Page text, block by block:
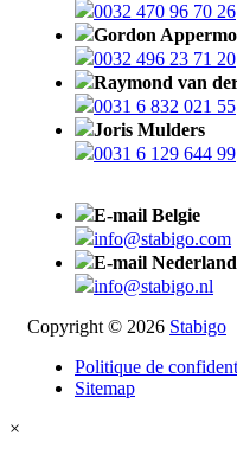
0032 470 96 70 26
Gordon
0032 496 23 71 20
Raymond van
0031 6 832 021 55
Joris Mulders
0031 6 129 644 99
E-mail Belgie
info@stabigo.com
E-mail Nederland
info@stabigo.nl
Copyright © 2026 Stabigo
Politique de
Sitemap
×